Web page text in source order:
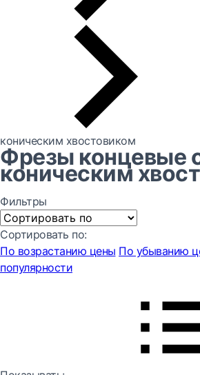
коническим хвостовиком
Фрезы концевые
коническим
Фильтры
Сортировать по:
По возрастанию цены По убыванию
популярности